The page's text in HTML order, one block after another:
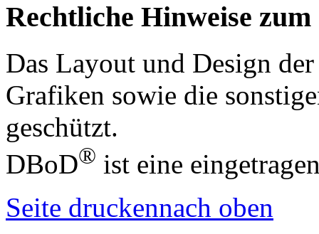
Rechtliche Hinweise
Das Layout und Design
Grafiken sowie die
geschützt.
DBoD® ist eine
Seite druckennach oben